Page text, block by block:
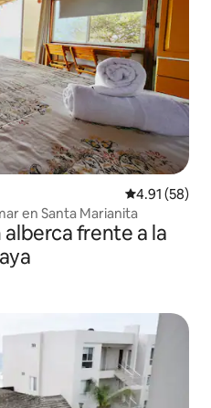
Calificación
4.91 (58)
en Santa Marianita
frente a la